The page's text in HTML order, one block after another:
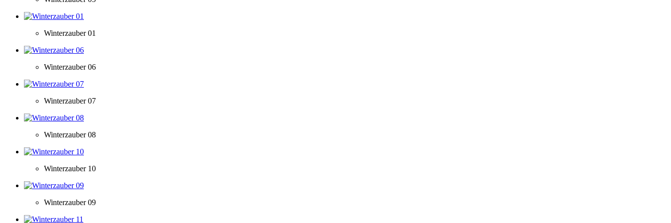
Winterzauber 01
Winterzauber 06
Winterzauber 07
Winterzauber 08
Winterzauber 10
Winterzauber 09